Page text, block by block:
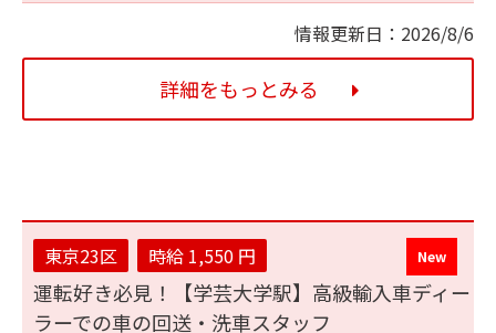
情報更新日：2026/8/6
詳細をもっとみる
東京23区 時給 1,550 円
運転好き必見！【学芸大学駅】高級輸入車ディー
ラーでの車の回送・洗車スタッフ